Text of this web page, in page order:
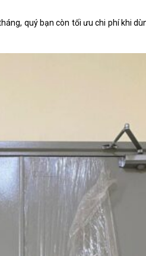
quý bạn còn tối ưu chi phí khi